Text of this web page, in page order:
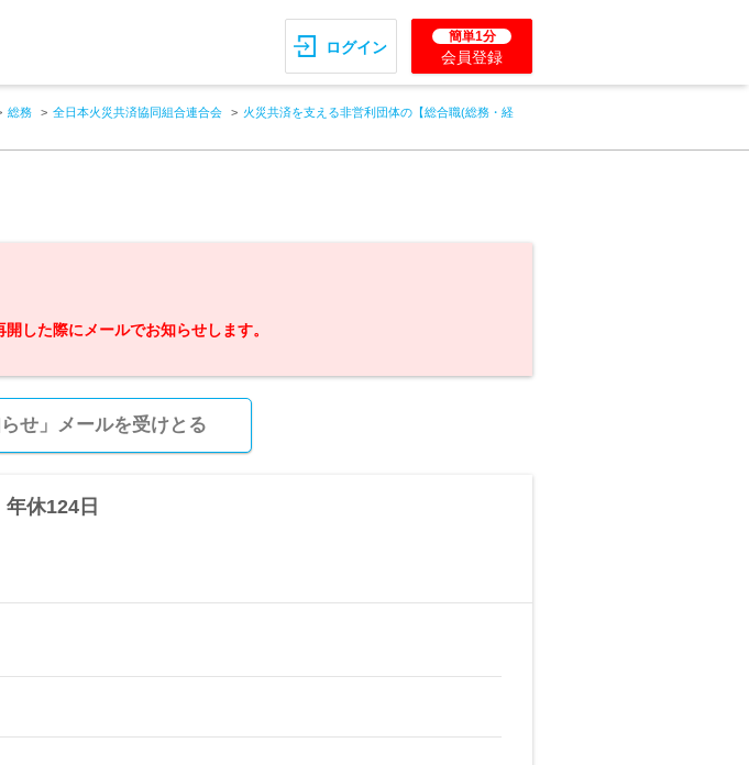
ログイン
簡単1分
会員登録
総務 全日本火災共済協同組合連合会
火災共済を支える非営利団体の【総合職(総務・経
した際にメールでお知らせします。
せ」メールを受けとる
休124日